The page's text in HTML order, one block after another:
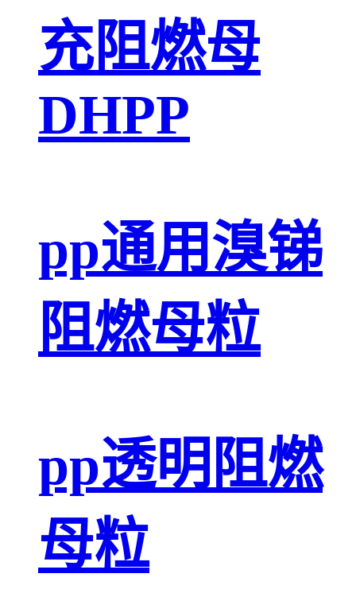
充阻燃母
DHPP
pp通用溴锑
阻燃母粒
pp透明阻燃
母粒